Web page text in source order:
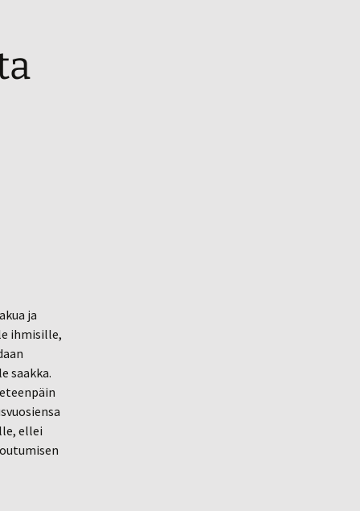
ja
ihmisille,
saakka.
ellei